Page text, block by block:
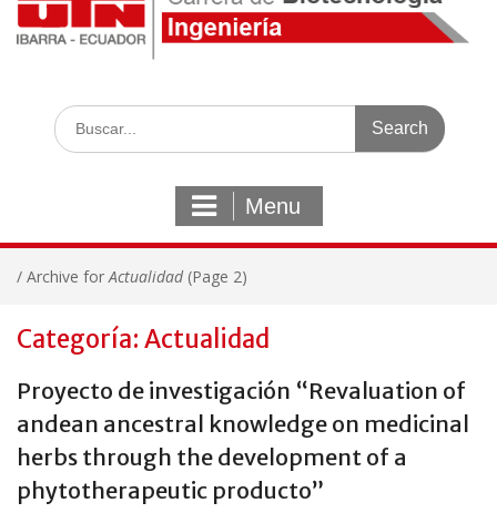
Search
for:
Menu
/ Archive forActualidad(Page 2)
Categoría: Actualidad
Proyecto de investigación “Revaluation of
andean ancestral knowledge on medicinal
herbs through the development of a
phytotherapeutic producto”